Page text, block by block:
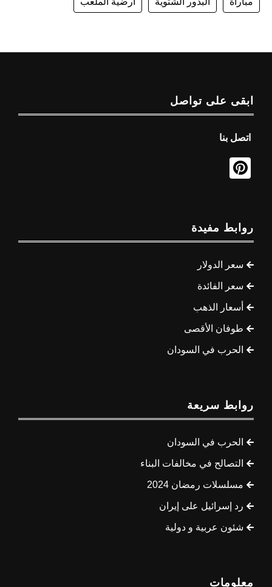
ابقى على تواصل
اتصل بنا
روابط مفيدة
سعر الدولار
سعر الفائدة
أسعار الذهب
طوفان الأقصى
الحرب في السودان
روابط سريعة
الحرب في السودان
التصالح في مخالفات البناء
مسلسلات رمضان 2024
رد إسرائيل على إيران
شئون عربية و دولية
معلومات